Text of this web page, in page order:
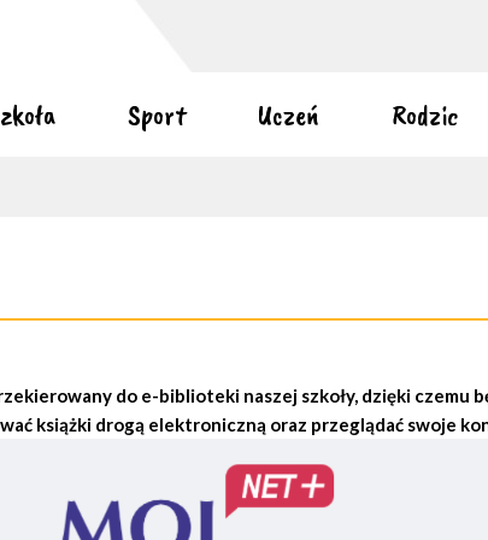
Sport Uczeń Rodzic
do e-biblioteki naszej szkoły, dzięki czemu
książki drogą elektroniczną oraz przeglądać swoje